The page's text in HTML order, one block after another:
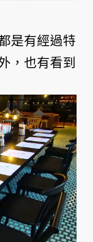
是有經過特
，也有看到